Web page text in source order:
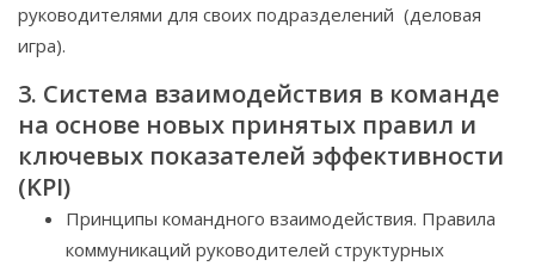
руководителями для своих подразделений (деловая
игра).
3. Система взаимодействия в команде
на основе новых принятых правил и
ключевых показателей эффективности
(KPI)
Принципы командного взаимодействия. Правила
коммуникаций руководителей структурных